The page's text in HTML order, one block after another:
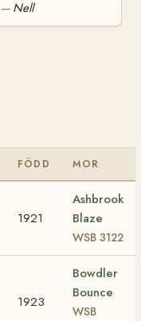
— Nell
FÖDD MOR
1921
Ashbrook
Blaze
WSB 3122
1923
Bowdler
Bounce
WSB